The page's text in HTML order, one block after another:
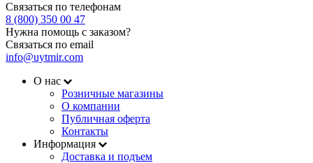
Связаться по телефонам
8 (800) 350 00 47
Нужна помощь с заказом?
Связаться по email
info@uytmir.com
О нас
Розничные магазины
О компании
Публичная оферта
Контакты
Информация
Доставка и подъем